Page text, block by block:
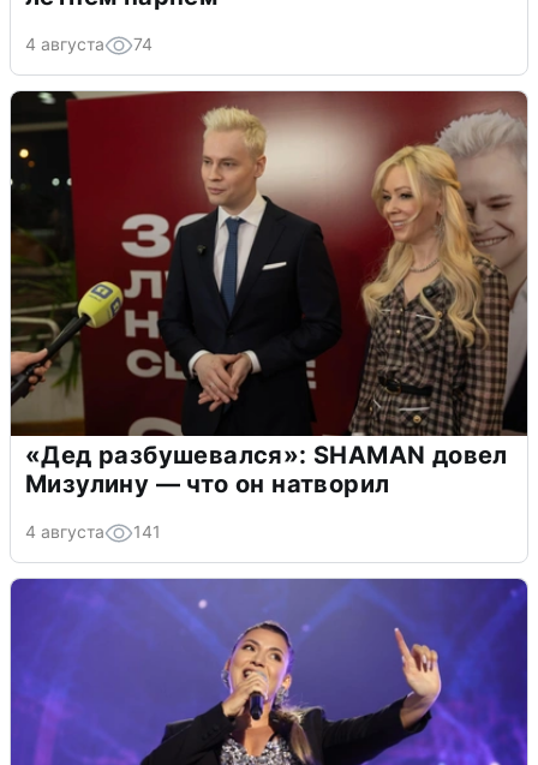
4 августа 74
«Дед разбушевался»: SHAMAN довел
Мизулину — что он натворил
4 августа 141